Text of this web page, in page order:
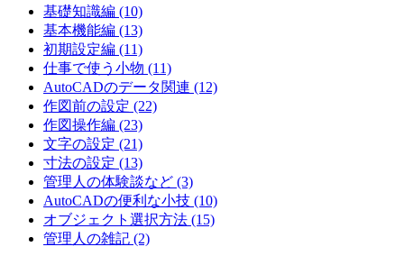
基礎知識編 (10)
基本機能編 (13)
初期設定編 (11)
仕事で使う小物 (11)
AutoCADのデータ関連 (12)
作図前の設定 (22)
作図操作編 (23)
文字の設定 (21)
寸法の設定 (13)
管理人の体験談など (3)
AutoCADの便利な小技 (10)
オブジェクト選択方法 (15)
管理人の雑記 (2)